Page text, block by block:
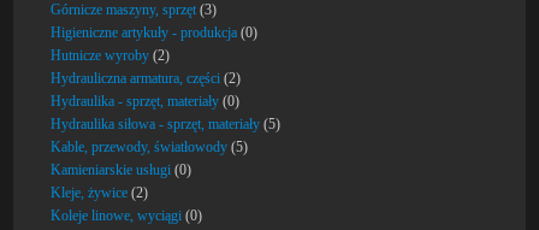
Górnicze maszyny, sprzęt (3)
Higieniczne artykuły - produkcja (0)
Hutnicze wyroby (2)
Hydrauliczna armatura, części (2)
Hydraulika - sprzęt, materiały (0)
Hydraulika siłowa - sprzęt, materiały (5)
Kable, przewody, światłowody (5)
Kamieniarskie usługi (0)
Kleje, żywice (2)
Koleje linowe, wyciągi (0)